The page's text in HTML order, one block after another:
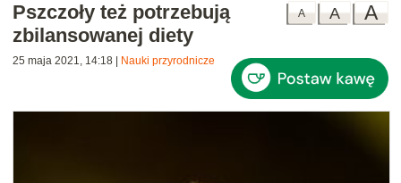
A
A
A
Pszczoły też potrzebują
zbilansowanej diety
25 maja 2021, 14:18 Nauki przyrodnicze